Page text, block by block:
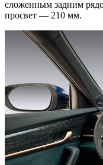
сложенным задним
просвет — 210 мм.